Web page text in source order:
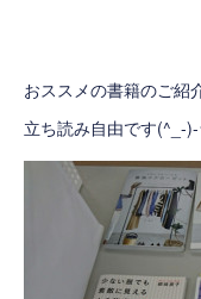
おススメの書籍のご紹
立ち読み自由です(^_-